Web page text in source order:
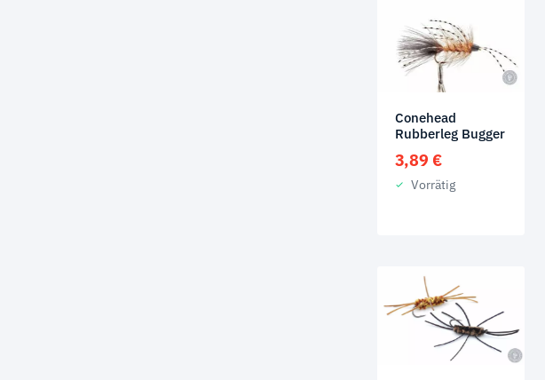
Conehead
Rubberleg Bugger
3,89 €
Vorrätig